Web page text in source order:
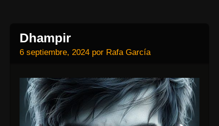
Dhampir
6 septiembre, 2024 por Rafa García